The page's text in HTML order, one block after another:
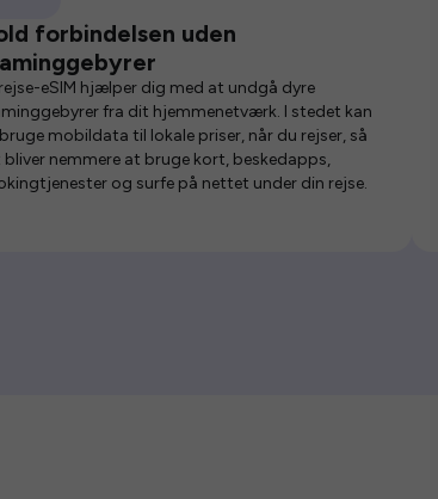
forbindelsen uden
eSIM hjælper dig med at undgå dyre
fra dit hjemmenetværk. I stedet kan
mobildata til lokale priser, når du rejser, så
bliver nemmere at bruge kort, beskedapps,
og surfe på nettet under din rejse.